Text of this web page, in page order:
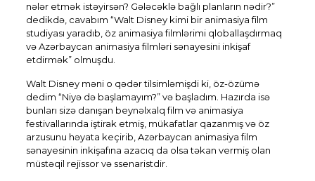
nələr etmək istəyirsən? Gələcəklə bağlı planların nədir?”
dedikdə, cavabım “Walt Disney kimi bir animasiya film
studiyası yaradıb, öz animasiya filmlərimi qloballaşdırmaq
və Azərbaycan animasiya filmləri sənayesini inkişaf
etdirmək” olmuşdu.
Walt Disney məni o qədər tilsimləmişdi ki, öz-özümə
dedim “Niyə də başlamayım?” və başladım. Hazırda isə
bunları sizə danışan beynəlxalq film və animasiya
festivallarında iştirak etmiş, mükafatlar qazanmış və öz
arzusunu həyata keçirib, Azərbaycan animasiya film
sənayesinin inkişafına azacıq da olsa təkan vermiş olan
müstəqil rejissor və ssenaristdir.